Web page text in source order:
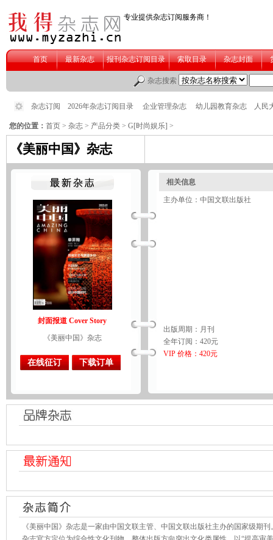
您的位置： 首页 > 杂志 > 产品分类 > G[时尚娱乐] >
《美丽中国》杂志
封面报道 Cover Story
《美丽中国》杂志
在线征订 下载订单
相关信息
主办单位：中国文联出版社
出版周期：月刊
全年订阅：420元
VIP 价格：420元
《美丽中国》杂志是一家由中国文联主管、中国文联出版社主办的国家级期刊